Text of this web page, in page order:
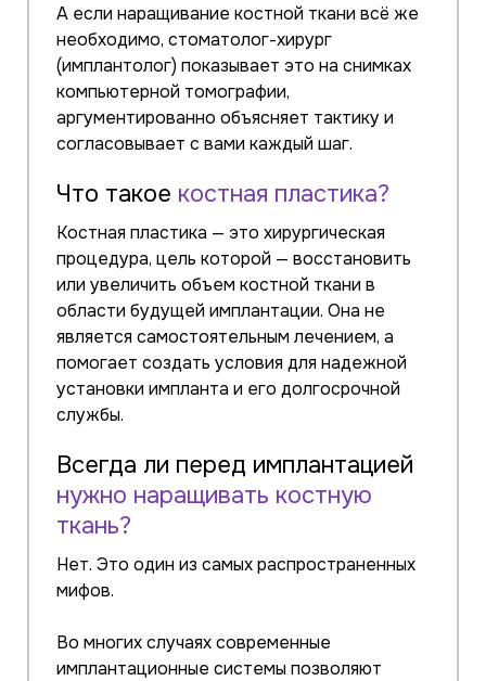
А если наращивание костной ткани всё же
необходимо, стоматолог-хирург
(имплантолог) показывает это на снимках
компьютерной томографии,
аргументированно объясняет тактику и
согласовывает с вами каждый шаг.
Что такое костная пластика?
Костная пластика — это хирургическая
процедура, цель которой — восстановить
или увеличить объем костной ткани в
области будущей имплантации. Она не
является самостоятельным лечением, а
помогает создать условия для надежной
установки импланта и его долгосрочной
службы.
Всегда ли перед имплантацией
нужно наращивать костную
ткань?
Нет. Это один из самых распространенных
мифов.
Во многих случаях современные
имплантационные системы позволяют